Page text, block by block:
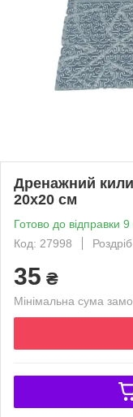
Дренажний
20х20 см
Готово до відправки 9
Код: 27998
Роздріб
35 ₴
Мінімальна сума